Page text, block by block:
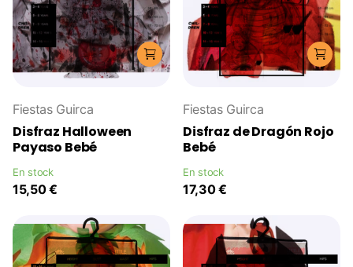
Fiestas Guirca
Disfraz Halloween
Payaso Bebé
En stock
15,50 €
Fiestas Guirca
Disfraz de Dragón Rojo
Bebé
En stock
17,30 €